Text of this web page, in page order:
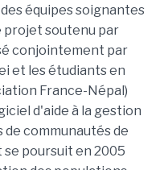
équipes soignantes
projet soutenu par
conjointement par
et les étudiants en
France-Népal)
d'aide à la gestion
communautés de
poursuit en 2005